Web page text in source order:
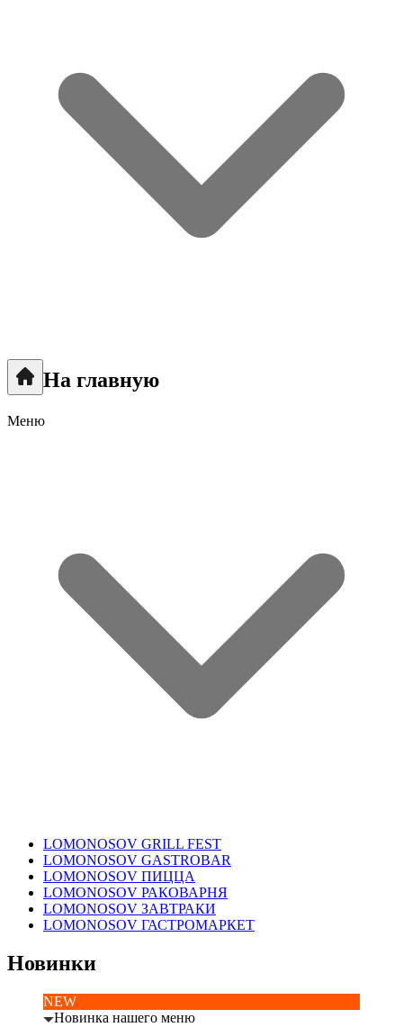
На главную
Меню
LOMONOSOV GRILL FEST
LOMONOSOV GASTROBAR
LOMONOSOV ПИЦЦА
LOMONOSOV РАКОВАРНЯ
LOMONOSOV ЗАВТРАКИ
LOMONOSOV ГАСТРОМАРКЕТ
Новинки
NEW
Новинка нашего меню